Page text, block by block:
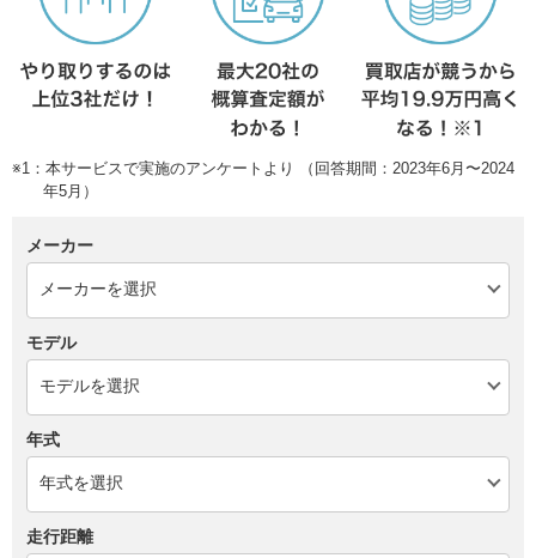
※1：本サービスで実施のアンケートより （回答期間：2023年6月〜2024
年5月）
メーカー
モデル
年式
走行距離